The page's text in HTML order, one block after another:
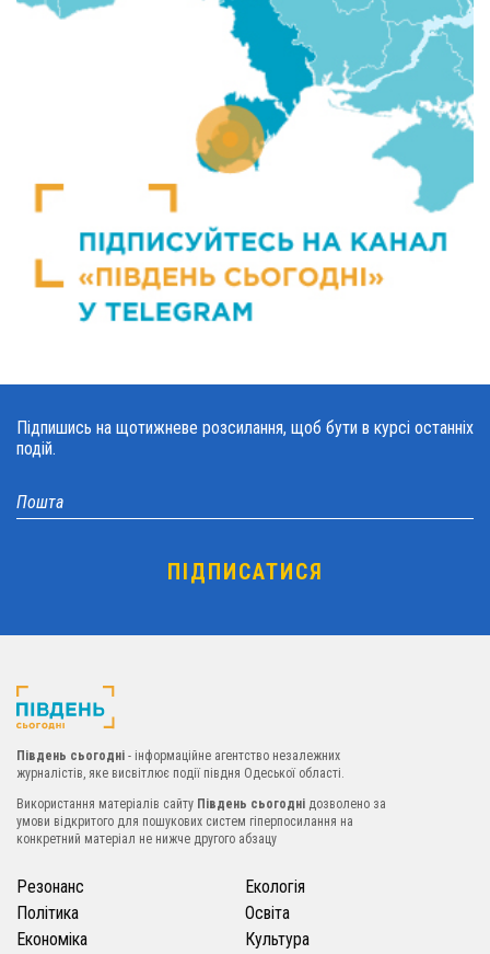
Підпишись на щотижневе розсилання, щоб бути в курсі останніх
подій.
Південь сьогодні - інформаційне агентство незалежних
журналістів, яке висвітлює події півдня Одеської області.
Використання матеріалів сайту Південь сьогодні дозволено за
умови відкритого для пошукових систем гіперпосилання на
конкретний матеріал не нижче другого абзацу
Резонанс
Політика
Економіка
Екологія
Освіта
Культура